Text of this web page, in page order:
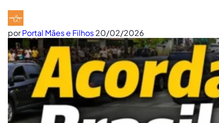
porPortal Mães e Filhos20/02/2026